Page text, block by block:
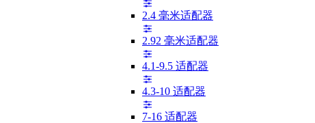
2.4 毫米适配器
2.92 毫米适配器
4.1-9.5 适配器
4.3-10 适配器
7-16 适配器